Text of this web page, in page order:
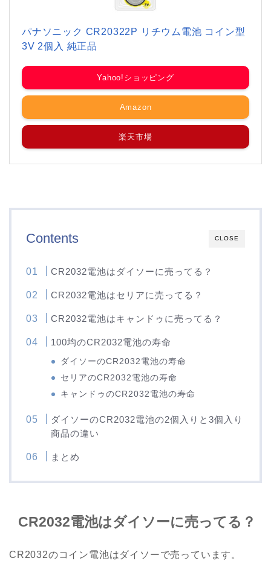
パナソニック CR20322P リチウム電池 コイン型
3V 2個入 純正品
Yahoo!ショッピング
Amazon
楽天市場
CLOSE
Contents
CR2032電池はダイソーに売ってる？
CR2032電池はセリアに売ってる？
CR2032電池はキャンドゥに売ってる？
100均のCR2032電池の寿命
ダイソーのCR2032電池の寿命
セリアのCR2032電池の寿命
キャンドゥのCR2032電池の寿命
ダイソーのCR2032電池の2個入りと3個入り
商品の違い
まとめ
CR2032電池はダイソーに売ってる？
CR2032のコイン電池はダイソーで売っています。